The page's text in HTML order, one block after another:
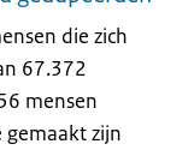
die zich
67.372
mensen
zijn